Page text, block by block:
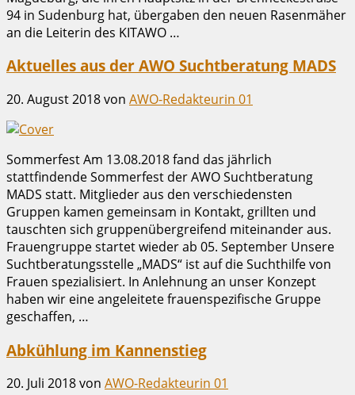
94 in Sudenburg hat, übergaben den neuen Rasenmäher
an die Leiterin des KITAWO …
Aktuelles aus der AWO Suchtberatung MADS
20. August 2018von AWO-Redakteurin 01
Sommerfest Am 13.08.2018 fand das jährlich
stattfindende Sommerfest der AWO Suchtberatung
MADS statt. Mitglieder aus den verschiedensten
Gruppen kamen gemeinsam in Kontakt, grillten und
tauschten sich gruppenübergreifend miteinander aus.
Frauengruppe startet wieder ab 05. September Unsere
Suchtberatungsstelle „MADS“ ist auf die Suchthilfe von
Frauen spezialisiert. In Anlehnung an unser Konzept
haben wir eine angeleitete frauenspezifische Gruppe
geschaffen, …
Abkühlung im Kannenstieg
20. Juli 2018von AWO-Redakteurin 01